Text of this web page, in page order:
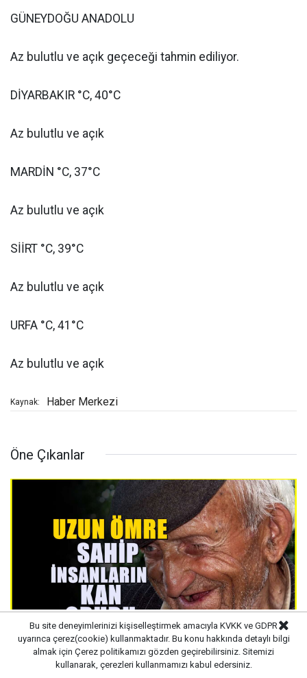
GÜNEYDOĞU ANADOLU
Az bulutlu ve açık geçeceği tahmin ediliyor.
DİYARBAKIR °C, 40°C
Az bulutlu ve açık
MARDİN °C, 37°C
Az bulutlu ve açık
SİİRT °C, 39°C
Az bulutlu ve açık
URFA °C, 41°C
Az bulutlu ve açık
Kaynak: Haber Merkezi
Öne Çıkanlar
Çok uzun yaşayabiliyorlar, En uzun ömürlü
Bu site deneyimlerinizi kişiselleştirmek amacıyla KVKK ve GDPR
uyarınca çerez(cookie) kullanmaktadır. Bu konu hakkında detaylı bilgi
almak için Çerez politikamızı gözden geçirebilirsiniz. Sitemizi
kullanarak, çerezleri kullanmamızı kabul edersiniz.